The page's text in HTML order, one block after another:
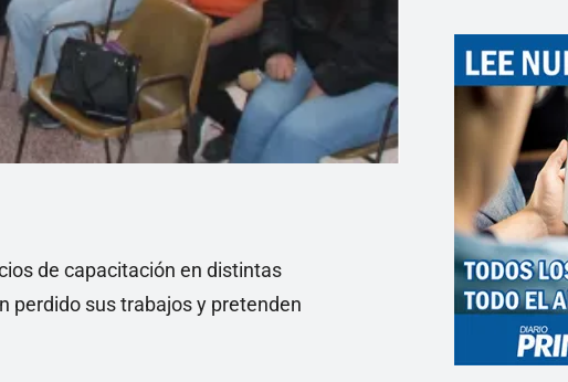
de capacitación en distintas
perdido sus trabajos y pretenden